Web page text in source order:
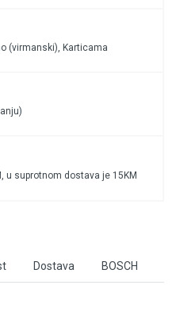
(virmanski), Karticama
u suprotnom dostava je 15KM
Dostava BOSCH